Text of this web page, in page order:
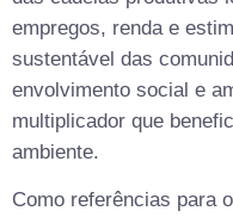
empregos, renda e
sustentável das
envolvimento social e
multiplicador que
ambiente.
Como referências para